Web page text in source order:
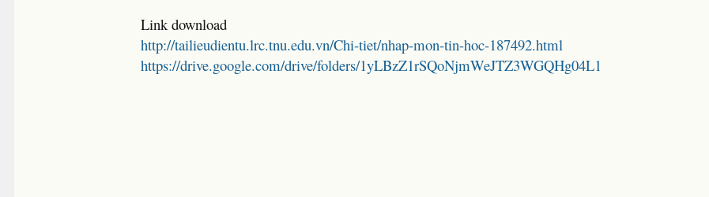
Link download
http://tailieudientu.lrc.tnu.edu.vn/Chi-tiet/nhap-mon-tin-hoc-187492.html
https://drive.google.com/drive/folders/1yLBzZ1rSQoNjmWeJTZ3WGQHg04L1